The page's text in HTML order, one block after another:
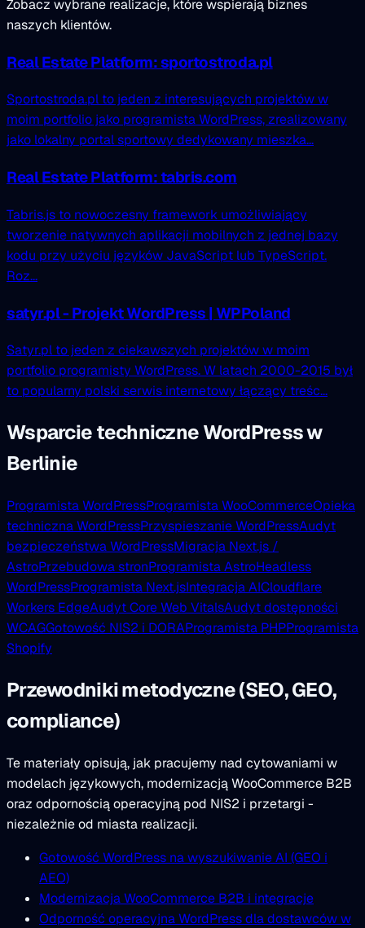
Zobacz wybrane realizacje, które wspierają biznes
naszych klientów.
Real Estate Platform: sportostroda.pl
Sportostroda.pl to jeden z interesujących projektów w
moim portfolio jako programista WordPress, zrealizowany
jako lokalny portal sportowy dedykowany mieszka...
Real Estate Platform: tabris.com
Tabris.js to nowoczesny framework umożliwiający
tworzenie natywnych aplikacji mobilnych z jednej bazy
kodu przy użyciu języków JavaScript lub TypeScript.
Roz...
satyr.pl - Projekt WordPress | WPPoland
Satyr.pl to jeden z ciekawszych projektów w moim
portfolio programisty WordPress. W latach 2000-2015 był
to popularny polski serwis internetowy łączący treśc...
Wsparcie techniczne WordPress w
Berlinie
Programista WordPressProgramista WooCommerceOpieka
techniczna WordPressPrzyspieszanie WordPressAudyt
bezpieczeństwa WordPressMigracja Next.js /
AstroPrzebudowa stronProgramista AstroHeadless
WordPressProgramista Next.jsIntegracja AICloudflare
Workers EdgeAudyt Core Web VitalsAudyt dostępności
WCAGGotowość NIS2 i DORAProgramista PHPProgramista
Shopify
Przewodniki metodyczne (SEO, GEO,
compliance)
Te materiały opisują, jak pracujemy nad cytowaniami w
modelach językowych, modernizacją WooCommerce B2B
oraz odpornością operacyjną pod NIS2 i przetargi -
niezależnie od miasta realizacji.
Gotowość WordPress na wyszukiwanie AI (GEO i
AEO)
Modernizacja WooCommerce B2B i integracje
Odporność operacyjna WordPress dla dostawców w